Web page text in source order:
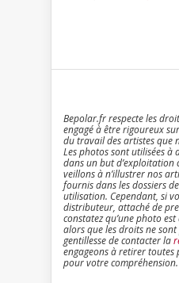
Bepolar.fr respecte les
engagé à être rigoureux
du travail des artistes que
Les photos sont utilisées à
dans un but d’exploitation
veillons à n’illustrer nos
fournis dans les dossiers
utilisation. Cependant, si
distributeur, attaché de
constatez qu’une photo
alors que les droits ne sont
gentillesse de contacter la
engageons à retirer toutes
pour votre compréhension.